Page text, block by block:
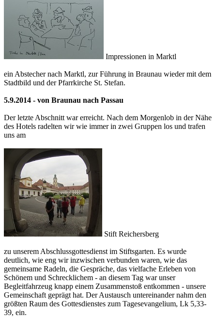
Impressionen in Marktl
ein Abstecher nach Marktl, zur Führung in Braunau wieder mit dem
Stadtbild und der Pfarrkirche St. Stefan.
5.9.2014 - von Braunau nach Passau
Der letzte Abschnitt war erreicht. Nach dem Morgenlob in der Nähe
des Hotels radelten wir wie immer in zwei Gruppen los und trafen
uns am
Stift Reichersberg
zu unserem Abschlussgottesdienst im Stiftsgarten. Es wurde
deutlich, wie eng wir inzwischen verbunden waren, wie das
gemeinsame Radeln, die Gespräche, das vielfache Erleben von
Schönem und Schrecklichem - an diesem Tag war unser
Begleitfahrzeug knapp einem Zusammenstoß entkommen - unsere
Gemeinschaft geprägt hat. Der Austausch untereinander nahm den
größten Raum des Gottesdienstes zum Tagesevangelium, Lk 5,33-
39, ein.